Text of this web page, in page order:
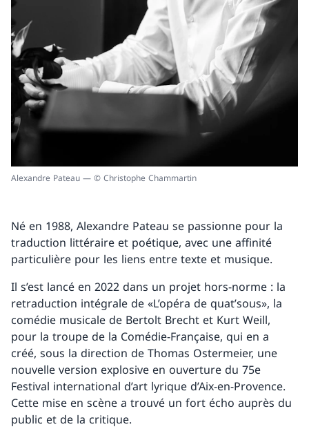
Alexandre Pateau — © Christophe Chammartin
Né en 1988, Alexandre Pateau se passionne pour la
traduction littéraire et poétique, avec une affinité
particulière pour les liens entre texte et musique.
Il s’est lancé en 2022 dans un projet hors-norme : la
retraduction intégrale de «L’opéra de quat’sous», la
comédie musicale de Bertolt Brecht et Kurt Weill,
pour la troupe de la Comédie-Française, qui en a
créé, sous la direction de Thomas Ostermeier, une
nouvelle version explosive en ouverture du 75e
Festival international d’art lyrique d’Aix-en-Provence.
Cette mise en scène a trouvé un fort écho auprès du
public et de la critique.